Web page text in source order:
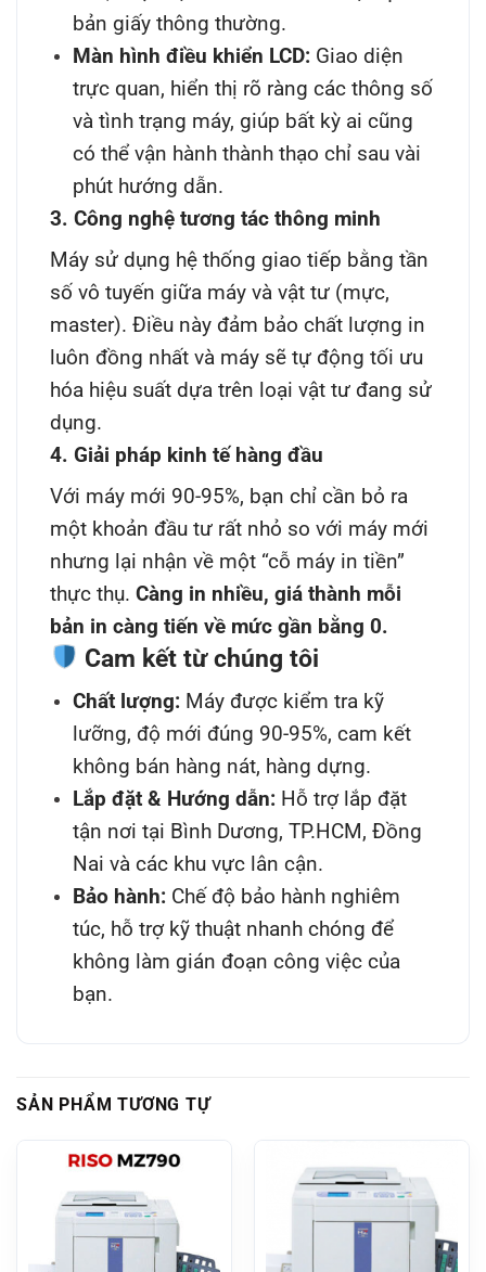
bản giấy thông thường.
Màn hình điều khiển LCD: Giao diện
trực quan, hiển thị rõ ràng các thông số
và tình trạng máy, giúp bất kỳ ai cũng
có thể vận hành thành thạo chỉ sau vài
phút hướng dẫn.
3. Công nghệ tương tác thông minh
Máy sử dụng hệ thống giao tiếp bằng tần
số vô tuyến giữa máy và vật tư (mực,
master). Điều này đảm bảo chất lượng in
luôn đồng nhất và máy sẽ tự động tối ưu
hóa hiệu suất dựa trên loại vật tư đang sử
dụng.
4. Giải pháp kinh tế hàng đầu
Với máy mới 90-95%, bạn chỉ cần bỏ ra
một khoản đầu tư rất nhỏ so với máy mới
nhưng lại nhận về một “cỗ máy in tiền”
thực thụ. Càng in nhiều, giá thành mỗi
bản in càng tiến về mức gần bằng 0.
Cam kết từ chúng tôi
Chất lượng: Máy được kiểm tra kỹ
lưỡng, độ mới đúng 90-95%, cam kết
không bán hàng nát, hàng dựng.
Lắp đặt & Hướng dẫn: Hỗ trợ lắp đặt
tận nơi tại Bình Dương, TP.HCM, Đồng
Nai và các khu vực lân cận.
Bảo hành: Chế độ bảo hành nghiêm
túc, hỗ trợ kỹ thuật nhanh chóng để
không làm gián đoạn công việc của
bạn.
SẢN PHẨM TƯƠNG TỰ